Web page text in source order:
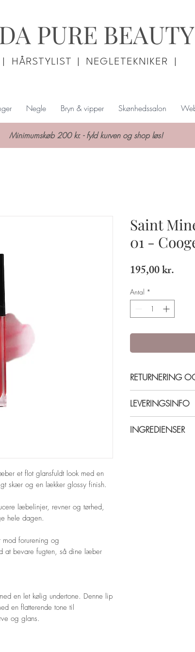
PURE BEAUTY
| HÅRSTYLIST | NEGLETEKNIKER |
Negle Bryn & vipper Skønhedssalon
Minimumskøb 200 kr. - fyld kurven og shop løs!
et flot glansfuldt look med en
skær og en lækker glossy finish.
læbelinjer, revner og tørhed,
hele dagen.
forurening og
at bevare fugten, så dine læber
en let kølig undertone. Denne lip
en flatterende tone til
og glans.
Saint
01 -
195,00 kr.
Antal *
RETURNERING
Returprodukter skal
modtagelse. For
LEVERINGSINFO
INGREDIENSER